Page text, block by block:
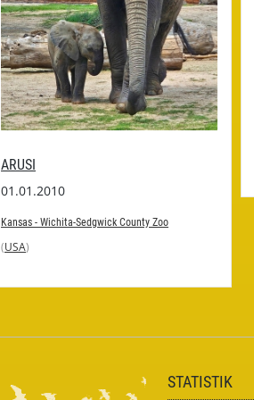
ARUSI
01.01.2010
Kansas - Wichita-Sedgwick County Zoo
(USA)
STATISTIK